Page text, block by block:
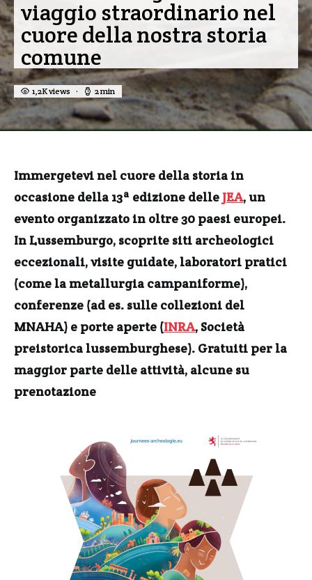
viaggio straordinario nel
cuore della nostra storia
comune
1,2K views 2 min
Immergetevi nel cuore della storia in
occasione della 13ª edizione delle JEA, un
evento organizzato in oltre 30 paesi europei.
In Lussemburgo, scoprite siti archeologici
eccezionali, visite guidate, laboratori pratici
(come la metallurgia campaniforme),
conferenze (ad es. sulle collezioni del
MNAHA) e porte aperte (INRA, Società
preistorica lussemburghese). Gratuiti per la
maggior parte delle attività, alcune su
prenotazione